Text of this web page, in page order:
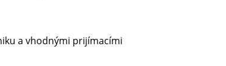
a vhodnými prijímacími